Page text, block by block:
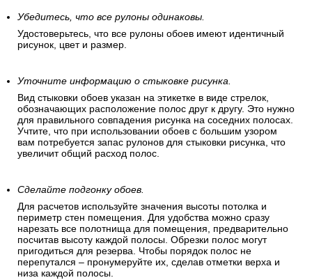
Убедитесь, что все рулоны одинаковы.
Удостоверьтесь, что все рулоны обоев имеют идентичный
рисунок, цвет и размер.
Уточните информацию о стыковке рисунка.
Вид стыковки обоев указан на этикетке в виде стрелок,
обозначающих расположение полос друг к другу. Это нужно
для правильного совпадения рисунка на соседних полосах.
Учтите, что при использовании обоев с большим узором
вам потребуется запас рулонов для стыковки рисунка, что
увеличит общий расход полос.
Сделайте подгонку обоев.
Для расчетов используйте значения высоты потолка и
периметр стен помещения. Для удобства можно сразу
нарезать все полотнища для помещения, предварительно
посчитав высоту каждой полосы. Обрезки полос могут
пригодиться для резерва. Чтобы порядок полос не
перепутался – пронумеруйте их, сделав отметки верха и
низа каждой полосы.